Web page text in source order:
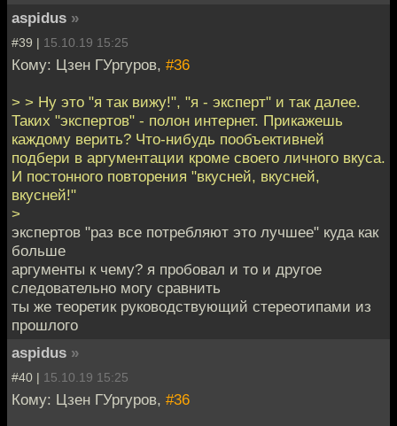
aspidus »
#39 | 15.10.19 15:25
Кому: Цзен ГУргуров, #36
> > Ну это "я так вижу!", "я - эксперт" и так далее.
Таких "экспертов" - полон интернет. Прикажешь
каждому верить? Что-нибудь пообъективней
подбери в аргументации кроме своего личного вкуса.
И постонного повторения "вкусней, вкусней,
вкусней!"
>
экспертов "раз все потребляют это лучшее" куда как
больше
аргументы к чему? я пробовал и то и другое
следовательно могу сравнить
ты же теоретик руководствующий стереотипами из
прошлого
aspidus »
#40 | 15.10.19 15:25
Кому: Цзен ГУргуров, #36